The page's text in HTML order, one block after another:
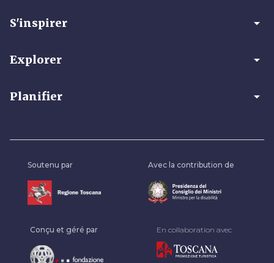
S'inspirer arrow_drop_down
Explorer arrow_drop_down
Planifier arrow_drop_down
Soutenu par Avec la contribution de
Conçu et géré par En collaboration avec